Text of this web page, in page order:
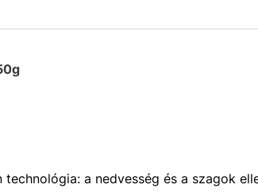
technológia: a nedvesség és a szagok